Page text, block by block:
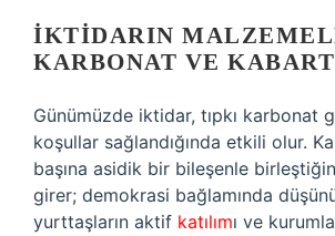
İKTIDARIN
KARBONAT VE
Günümüzde iktidar, tıpkı karbonat
koşullar sağlandığında etkili olur.
başına asidik bir bileşenle
girer; demokrasi bağlamında
yurttaşların aktif katılımı ve